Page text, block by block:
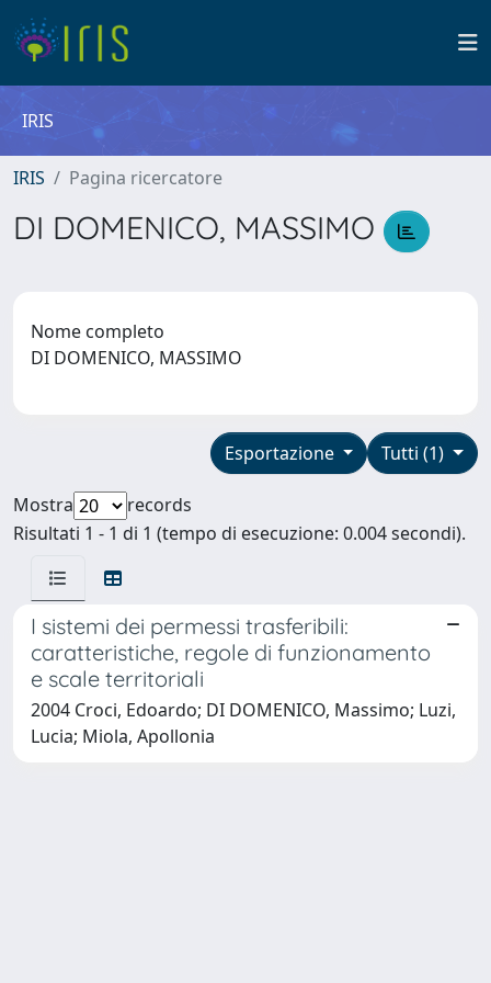
IRIS
IRIS Pagina ricercatore
DI DOMENICO, MASSIMO
Nome completo
DI DOMENICO, MASSIMO
Tutti (1)
Esportazione
Mostra
records
Risultati 1 - 1 di 1 (tempo di esecuzione: 0.004 secondi).
I sistemi dei permessi trasferibili:
caratteristiche, regole di funzionamento
e scale territoriali
2004 Croci, Edoardo; DI DOMENICO, Massimo; Luzi,
Lucia; Miola, Apollonia